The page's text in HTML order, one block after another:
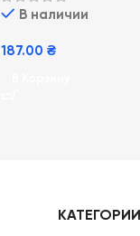
В наличии
187.00₴
КАТЕГОРИИ